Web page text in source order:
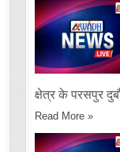
क्षेत्र के परसपुर
Read More »